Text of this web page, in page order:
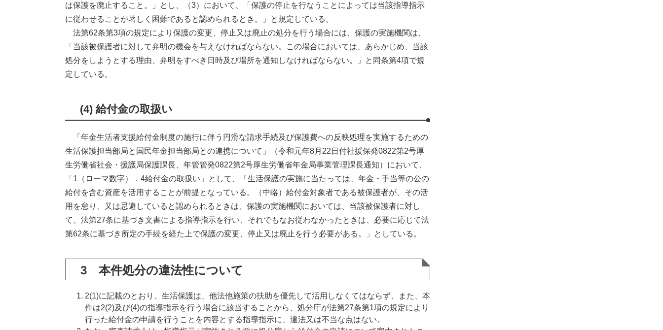
は保護を廃止すること。」とし、（3）において、「保護の停止を行なうことによっては当該指導指示
に従わせることが著しく困難であると認められるとき。」と規定している。
法第62条第3項の規定により保護の変更、停止又は廃止の処分を行う場合には、保護の実施機関は、
「当該被保護者に対して弁明の機会を与えなければならない。この場合においては、あらかじめ、当該
処分をしようとする理由、弁明をすべき日時及び場所を通知しなければならない。」と同条第4項で規
定している。
(4) 給付金の取扱い
「年金生活者支援給付金制度の施行に伴う円滑な請求手続及び保護費への反映処理を実施するための
生活保護担当部局と国民年金担当部局との連携について」（令和元年8月22日付社援保発0822第2号厚
生労働省社会・援護局保護課長、年管管発0822第2号厚生労働省年金局事業管理課長通知）において、
「1（ローマ数字）．4給付金の取扱い」として、「生活保護の実施に当たっては、年金・手当等の公の
給付を含む資産を活用することが前提となっている。（中略）給付金対象者である被保護者が、その活
用を怠り、又は忌避していると認められるときは、保護の実施機関においては、当該被保護者に対し
て、法第27条に基づき文書による指導指示を行い、それでもなお従わなかったときは、必要に応じて法
第62条に基づき所定の手続を経た上で保護の変更、停止又は廃止を行う必要がある。」としている。
3 本件処分の違法性について
2(1)に記載のとおり、生活保護は、他法他施策の扶助を優先して活用しなくてはならず、また、本
件は2(2)及び(4)の指導指示を行う場合に該当することから、処分庁が法第27条第1項の規定により
行った給付金の申請を行うことを内容とする指導指示に、違法又は不当な点はない。